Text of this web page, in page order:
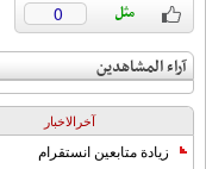
0
آراء المشاهدين
آخرالاخبار
زيادة متابعين انستقرام